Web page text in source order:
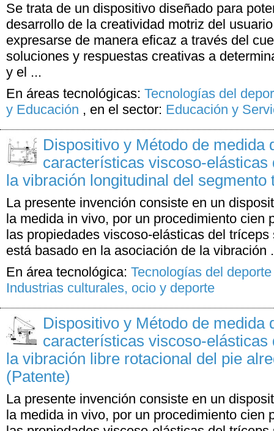
Se trata de un dispositivo diseñado para
desarrollo de la creatividad motriz del
expresarse de manera eficaz a través del
soluciones y respuestas creativas a
y el ...
En áreas tecnológicas: Tecnologías del
y Educación , en el sector: Educación y
Dispositivo y Método de medida
características viscoso-elásticas
la vibración longitudinal del segmento
La presente invención consiste en un
la medida in vivo, por un procedimiento cien
las propiedades viscoso-elásticas del
está basado en la asociación de la vibración
En área tecnológica: Tecnologías del deporte
Industrias culturales, ocio y deporte
Dispositivo y Método de medida
características viscoso-elásticas
la vibración libre rotacional del pie
(Patente)
La presente invención consiste en un
la medida in vivo, por un procedimiento cien